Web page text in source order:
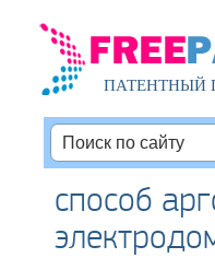
ПАТЕНТНЫЙ
способ